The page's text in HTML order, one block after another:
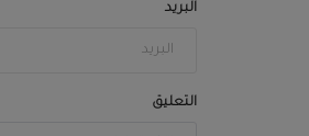
البريد
التعليق